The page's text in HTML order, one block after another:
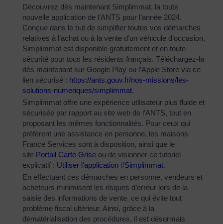
Découvrez dès maintenant Simplimmat, la toute
nouvelle application de l’ANTS pour l’année 2024.
Conçue dans le but de simplifier toutes vos démarches
relatives à l’achat ou à la vente d’un véhicule d’occasion,
Simplimmat est disponible gratuitement et en toute
sécurité pour tous les résidents français. Téléchargez-la
dès maintenant sur Google Play ou l’Apple Store via ce
lien sécurisé : https://ants.gouv.fr/nos-missions/les-
solutions-numeriques/simplimmat.
Simplimmat offre une expérience utilisateur plus fluide et
sécurisée par rapport au site web de l’ANTS, tout en
proposant les mêmes fonctionnalités. Pour ceux qui
préfèrent une assistance en personne, les maisons
France Services sont à disposition, ainsi que le
site Portail Carte Grise ou de visionner ce tutoriel
explicatif : Utiliser l’application #Simplimmat.
En effectuant ces démarches en personne, vendeurs et
acheteurs minimisent les risques d’erreur lors de la
saisie des informations de vente, ce qui évite tout
problème fiscal ultérieur. Ainsi, grâce à la
dématérialisation des procédures, il est désormais